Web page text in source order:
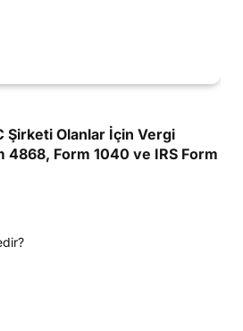
Şirketi Olanlar İçin Vergi
4868, Form 1040 ve IRS Form